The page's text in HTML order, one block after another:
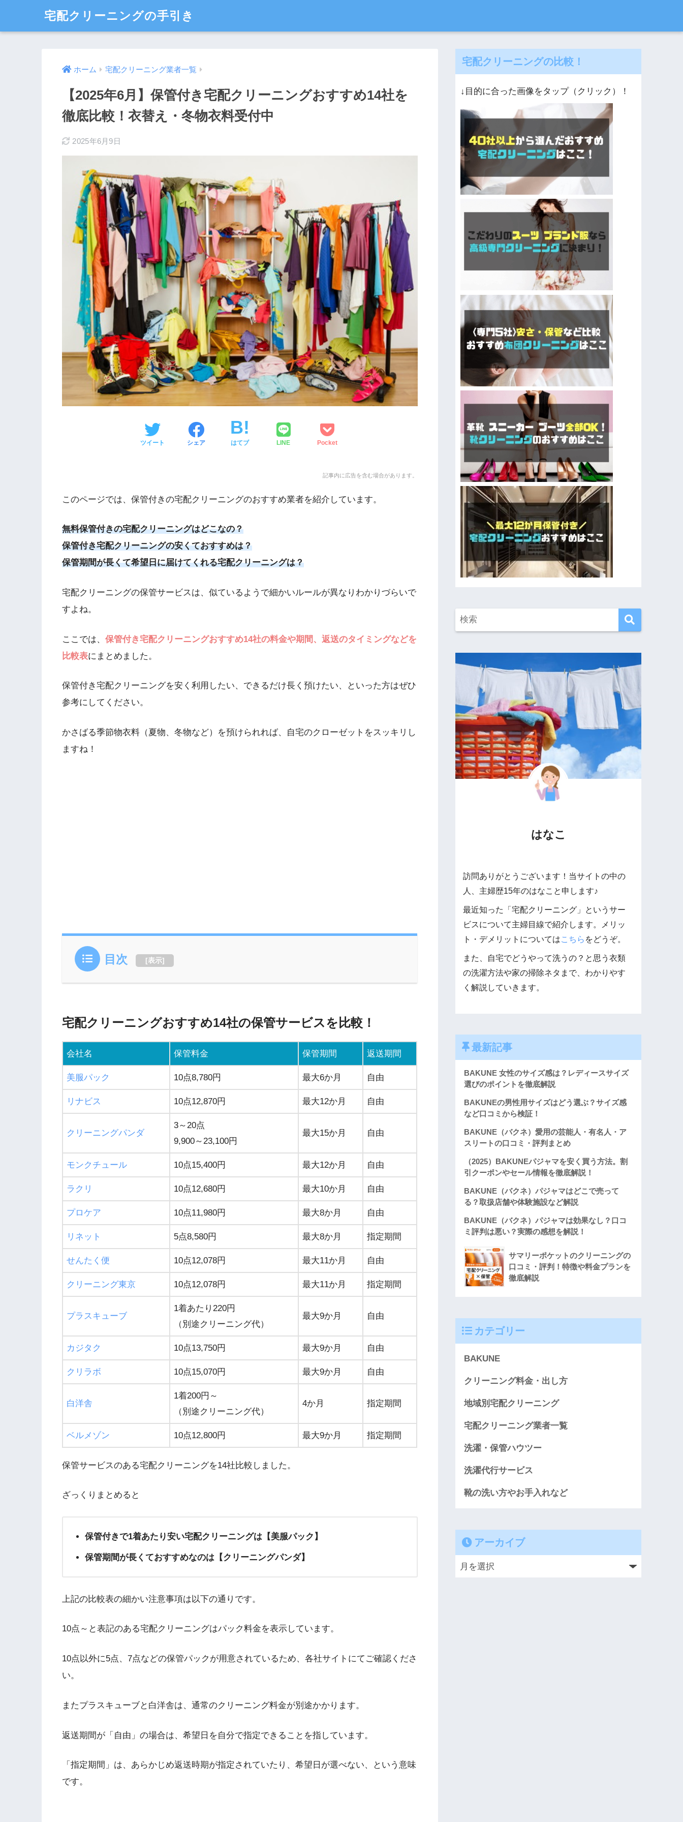
宅配クリーニングの手引き
ホーム 宅配クリーニング業者一覧
【2025年6月】保管付き宅配クリーニングおすすめ14社を
徹底比較！衣替え・冬物衣料受付中
2025年6月9日
ツイート シェア はてブ LINE Pocket
記事内に広告を含む場合があります。
このページでは、保管付きの宅配クリーニングのおすすめ業者を紹介しています。
無料保管付きの宅配クリーニングはどこなの？
保管付き宅配クリーニングの安くておすすめは？
保管期間が長くて希望日に届けてくれる宅配クリーニングは？
宅配クリーニングの保管サービスは、似ているようで細かいルールが異なりわかりづらいで
すよね。
ここでは、 保管付き宅配クリーニングおすすめ14社の料金や期間、返送のタイミングなどを
比較表にまとめました。
保管付き宅配クリーニングを安く利用したい、できるだけ長く預けたい、といった方はぜひ
参考にしてください。
かさばる季節物衣料（夏物、冬物など）を預けられれば、自宅のクローゼットをスッキリし
ますね！
目次 [表示]
宅配クリーニングおすすめ14社の保管サービスを比較！
会社名 保管料金 保管期間 返送期間
美服パック 10点8,780円 最大6か月 自由
リナビス 10点12,870円 最大12か月 自由
クリーニングパンダ
3～20点
9,900～23,100円
最大15か月 自由
モンクチュール 10点15,400円 最大12か月 自由
ラクリ 10点12,680円 最大10か月 自由
プロケア 10点11,980円 最大8か月 自由
リネット 5点8,580円 最大8か月 指定期間
せんたく便 10点12,078円 最大11か月 自由
クリーニング東京 10点12,078円 最大11か月 指定期間
プラスキューブ
1着あたり220円
（別途クリーニング代）
最大9か月 自由
カジタク 10点13,750円 最大9か月 自由
クリラボ 10点15,070円 最大9か月 自由
白洋舎
1着200円～
（別途クリーニング代）
4か月 指定期間
ベルメゾン 10点12,800円 最大9か月 指定期間
保管サービスのある宅配クリーニングを14社比較しました。
ざっくりまとめると
保管付きで1着あたり安い宅配クリーニングは【美服パック】
保管期間が長くておすすめなのは【クリーニングパンダ】
上記の比較表の細かい注意事項は以下の通りです。
10点～と表記のある宅配クリーニングはパック料金を表示しています。
10点以外に5点、7点などの保管パックが用意されているため、各社サイトにてご確認くださ
い。
またプラスキューブと白洋舎は、通常のクリーニング料金が別途かかります。
返送期間が「自由」の場合は、希望日を自分で指定できることを指しています。
「指定期間」は、あらかじめ返送時期が指定されていたり、希望日が選べない、という意味
です。
宅配クリーニングの比較！
↓目的に合った画像をタップ（クリック）！
はなこ
訪問ありがとうございます！当サイトの中の
人、主婦歴15年のはなこと申します♪
最近知った「宅配クリーニング」というサー
ビスについて主婦目線で紹介します。メリッ
ト・デメリットについてはこちら をどうぞ。
また、自宅でどうやって洗うの？と思う衣類
の洗濯方法や家の掃除ネタまで、わかりやす
く解説していきます。
最新記事
BAKUNE 女性のサイズ感は？レディースサイズ
選びのポイントを徹底解説
BAKUNEの男性用サイズはどう選ぶ？サイズ感
など口コミから検証！
BAKUNE（バクネ）愛用の芸能人・有名人・ア
スリートの口コミ・評判まとめ
（2025）BAKUNEパジャマを安く買う方法。割
引クーポンやセール情報を徹底解説！
BAKUNE（バクネ）パジャマはどこで売って
る？取扱店舗や体験施設など解説
BAKUNE（バクネ）パジャマは効果なし？口コ
ミ評判は悪い？実際の感想を解説！
サマリーポケットのクリーニングの
口コミ・評判！特徴や料金プランを
徹底解説
カテゴリー
BAKUNE
クリーニング料金・出し方
地域別宅配クリーニング
宅配クリーニング業者一覧
洗濯・保管ハウツー
洗濯代行サービス
靴の洗い方やお手入れなど
アーカイブ